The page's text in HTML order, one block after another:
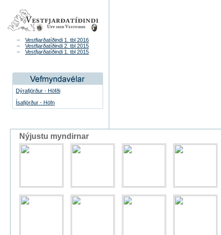
Vestfjarðatíðindi 1. tbl 2016
Vestfjarðatíðindi 2. tbl 2015
Vestfjarðatíðindi 1. tbl 2015
Dýrafjörður - Höfði
Ísafjörður - Höfn
Nýjustu myndirnar